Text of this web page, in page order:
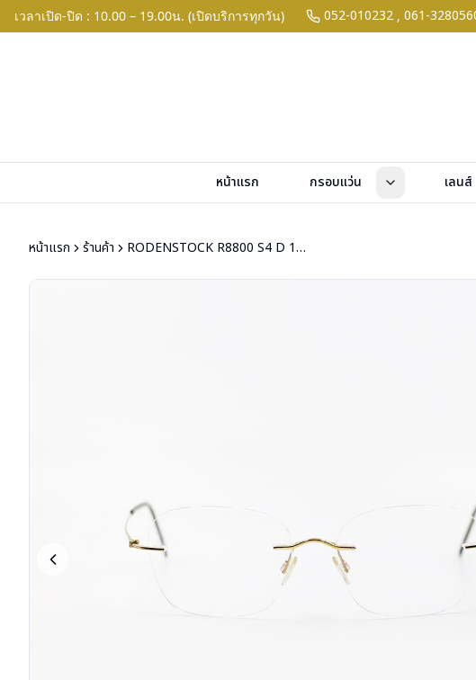
เวลาเปิด-ปิด : 10.00 – 19.00น. (เปิดบริการทุกวัน) 052-010232 , 061-
หน้าแรก กรอบแว่น เลนส์
หน้าแรก ร้านค้า RODENSTOCK R8800 S4 D 135